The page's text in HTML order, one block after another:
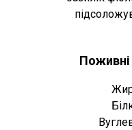
Поживні